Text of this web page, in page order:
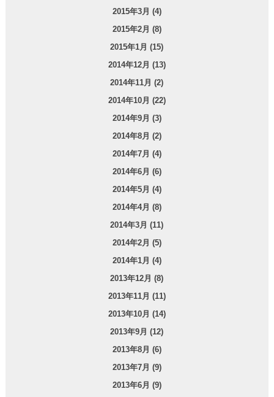
2015年3月 (4)
2015年2月 (8)
2015年1月 (15)
2014年12月 (13)
2014年11月 (2)
2014年10月 (22)
2014年9月 (3)
2014年8月 (2)
2014年7月 (4)
2014年6月 (6)
2014年5月 (4)
2014年4月 (8)
2014年3月 (11)
2014年2月 (5)
2014年1月 (4)
2013年12月 (8)
2013年11月 (11)
2013年10月 (14)
2013年9月 (12)
2013年8月 (6)
2013年7月 (9)
2013年6月 (9)